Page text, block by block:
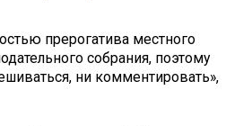
прерогатива местного
собрания, поэтому
ни комментировать»,